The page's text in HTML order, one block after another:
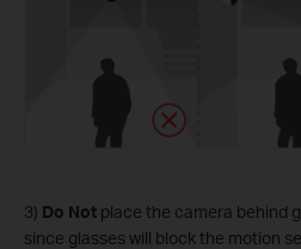
3) Do Not place the camera behind
since glasses will block the motion